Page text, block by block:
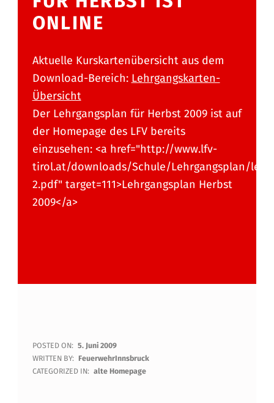
ONLINE
Aktuelle Kurskartenübersicht aus dem
Download-Bereich: Lehrgangskarten-
Übersicht
Der Lehrgangsplan für Herbst 2009 ist auf
der Homepage des LFV bereits
einzusehen: <a href="http://www.lfv-
tirol.at/downloads/Schule/Lehrgangsplan/
2.pdf" target=111>Lehrgangsplan Herbst
2009</a>
A
K
POSTED ON: 5. Juni 2009
WRITTEN BY: FeuerwehrInnsbruck
CATEGORIZED IN: alte Homepage